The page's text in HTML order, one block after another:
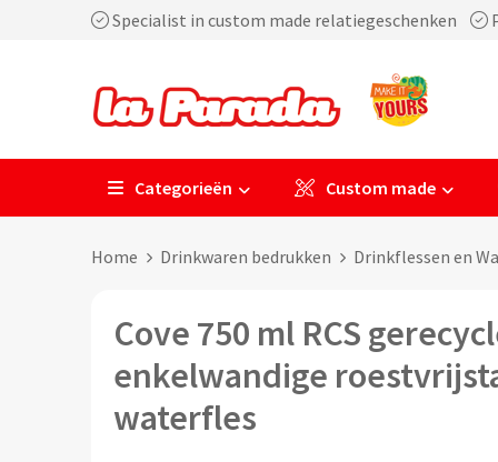
Specialist in custom made relatiegeschenken
Categorieën Custom made
Home Drinkwaren bedrukken Drinkflessen en
Cove 750 ml RCS
enkelwandige
waterfles